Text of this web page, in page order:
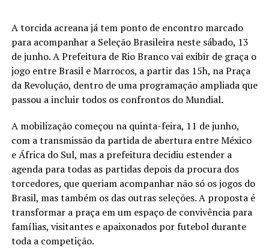
A torcida acreana já tem ponto de encontro marcado
para acompanhar a Seleção Brasileira neste sábado, 13
de junho. A Prefeitura de Rio Branco vai exibir de graça o
jogo entre Brasil e Marrocos, a partir das 15h, na Praça
da Revolução, dentro de uma programação ampliada que
passou a incluir todos os confrontos do Mundial.
A mobilização começou na quinta-feira, 11 de junho,
com a transmissão da partida de abertura entre México
e África do Sul, mas a prefeitura decidiu estender a
agenda para todas as partidas depois da procura dos
torcedores, que queriam acompanhar não só os jogos do
Brasil, mas também os das outras seleções. A proposta é
transformar a praça em um espaço de convivência para
famílias, visitantes e apaixonados por futebol durante
toda a competição.